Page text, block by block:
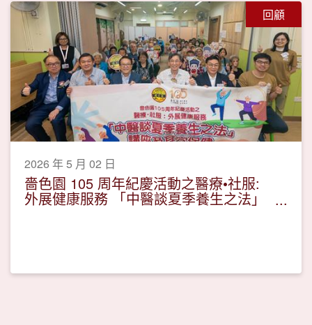
回顧
2026 年 5 月 02 日
嗇色園 105 周年紀慶活動之醫療•社服:
外展健康服務 「中醫談夏季養生之法」